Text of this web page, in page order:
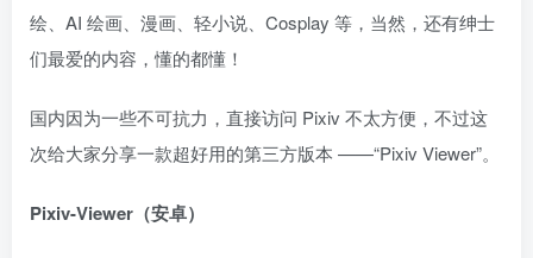
绘、AI 绘画、漫画、轻小说、Cosplay 等，当然，还有绅士
们最爱的内容，懂的都懂！
国内因为一些不可抗力，直接访问 Pixiv 不太方便，不过这
次给大家分享一款超好用的第三方版本 ——“Pixiv Viewer”。
Pixiv-Viewer（安卓）